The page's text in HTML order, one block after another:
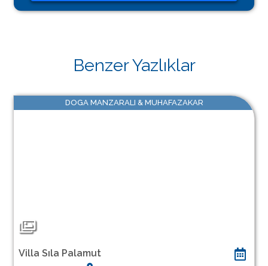
Benzer Yazlıklar
DOGA MANZARALI & MUHAFAZAKAR
Villa Sıla Palamut